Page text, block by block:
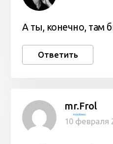
А ты, конечно, там
Ответить
mr.Frol
invisibleon
10 февраля